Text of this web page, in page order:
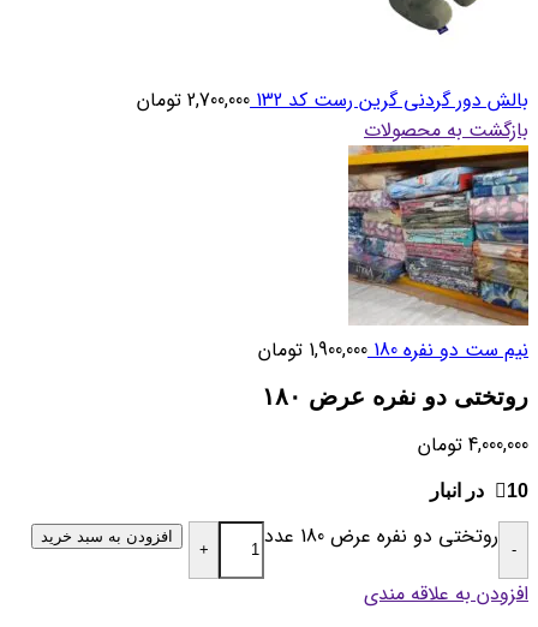
بالش دور گردنی گرین رست کد 132 2,700,000 تومان
بازگشت به محصولات
نیم ست دو نفره 180 1,900,000 تومان
روتختی دو نفره عرض ۱۸۰
4,000,000 تومان
10 در انبار
- روتختی دو نفره عرض 180 عدد +
افزودن به سبد خرید
افزودن به علاقه مندی